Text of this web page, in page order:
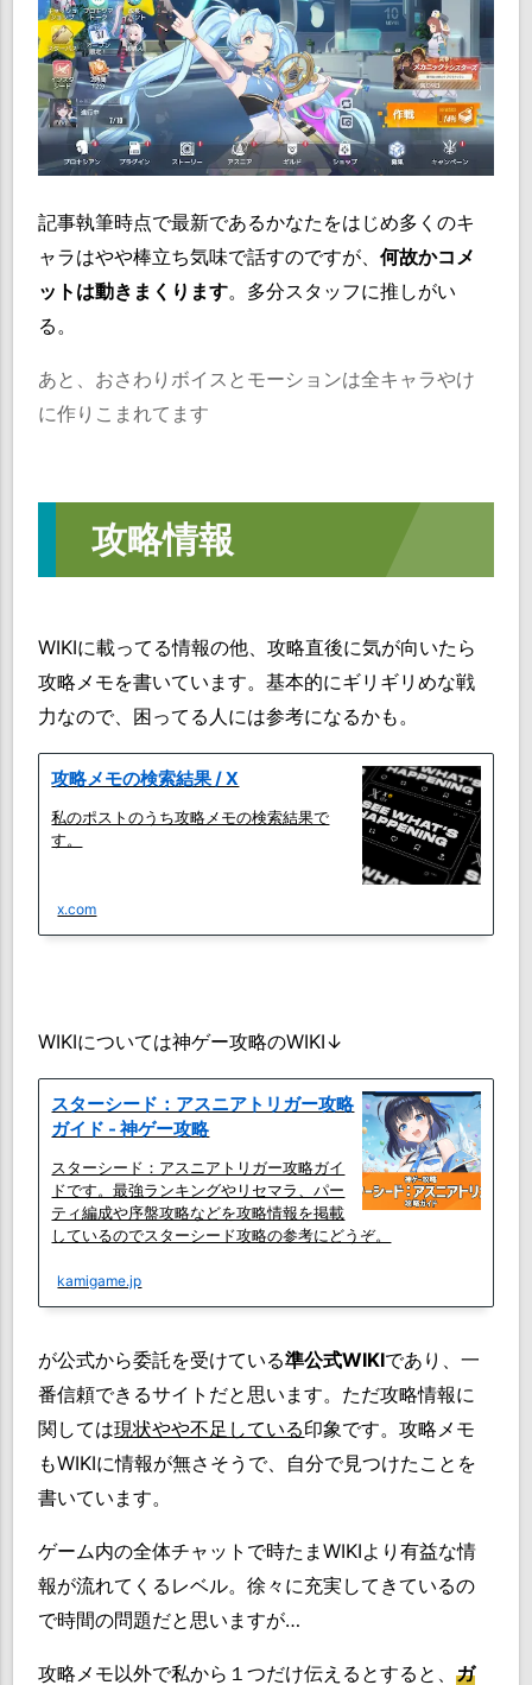
記事執筆時点で最新であるかなたをはじめ多くのキ
ャラはやや棒立ち気味で話すのですが、何故かコメ
ットは動きまくります。多分スタッフに推しがい
る。
あと、おさわりボイスとモーションは全キャラやけ
に作りこまれてます
攻略情報
WIKIに載ってる情報の他、攻略直後に気が向いたら
攻略メモを書いています。基本的にギリギリめな戦
力なので、困ってる人には参考になるかも。
攻略メモの検索結果 / X
私のポストのうち攻略メモの検索結果で
す。
x.com
WIKIについては神ゲー攻略のWIKI↓
スターシード：アスニアトリガー攻略
ガイド - 神ゲー攻略
スターシード：アスニアトリガー攻略ガイ
ドです。最強ランキングやリセマラ、パー
ティ編成や序盤攻略などを攻略情報を掲載
しているのでスターシード攻略の参考にどうぞ。
kamigame.jp
が公式から委託を受けている準公式WIKIであり、一
番信頼できるサイトだと思います。ただ攻略情報に
関しては現状やや不足している印象です。攻略メモ
もWIKIに情報が無さそうで、自分で見つけたことを
書いています。
ゲーム内の全体チャットで時たまWIKIより有益な情
報が流れてくるレベル。徐々に充実してきているの
で時間の問題だと思いますが…
攻略メモ以外で私から１つだけ伝えるとすると、ガ